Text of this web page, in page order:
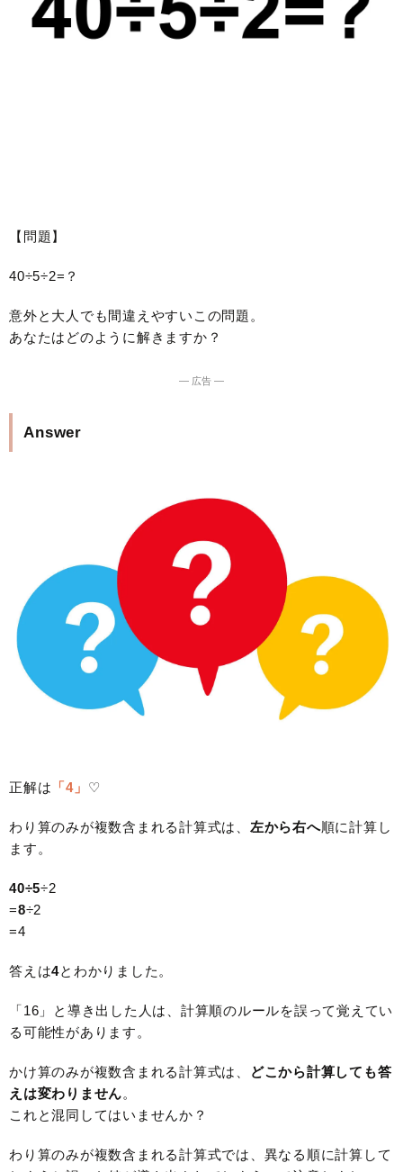
【問題】
40÷5÷2=？
意外と大人でも間違えやすいこの問題。
あなたはどのように解きますか？
― 広告 ―
Answer
正解は 「4」 ♡
わり算のみが複数含まれる計算式は、 左から右へ順に計算し
ます。
40÷5÷2
=8÷2
=4
答えは4とわかりました。
「16」と導き出した人は、計算順のルールを誤って覚えてい
る可能性があります。
かけ算のみが複数含まれる計算式は、
どこから計算しても答
えは変わりません。
これと混同してはいませんか？
わり算のみが複数含まれる計算式では、異なる順に計算して